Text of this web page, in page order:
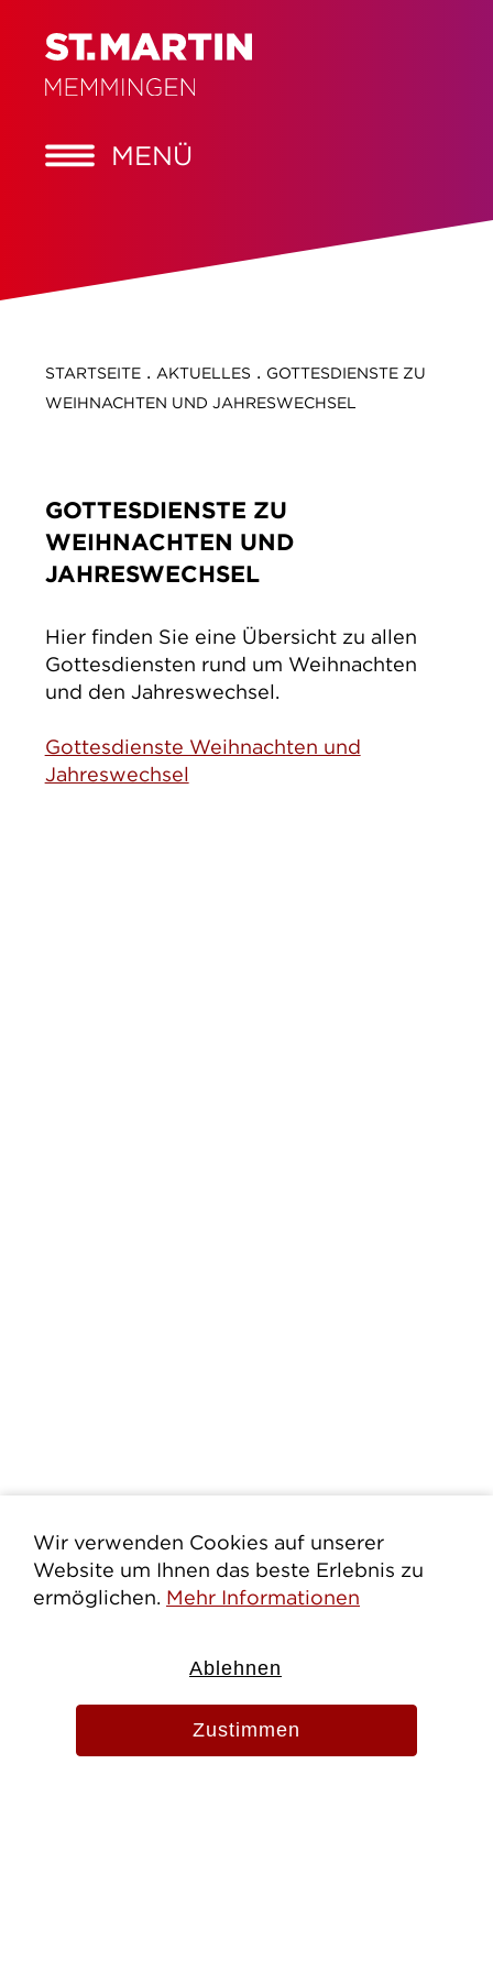
MENÜ
IMPRESSUM
DATENSCHUTZ
STARTSEITE. AKTUELLES . GOTTESDIENSTE ZU
WEIHNACHTEN UND JAHRESWECHSEL
GOTTESDIENSTE ZU
WEIHNACHTEN UND
JAHRESWECHSEL
Hier finden Sie eine Übersicht zu allen
Gottesdiensten rund um Weihnachten
und den Jahreswechsel.
Gottesdienste Weihnachten und
Jahreswechsel
Wir verwenden Cookies auf unserer
Website um Ihnen das beste Erlebnis zu
ermöglichen. Mehr Informationen
Ablehnen
Zustimmen